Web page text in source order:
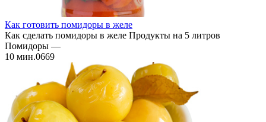
Как готовить помидоры в желе
Как сделать помидоры в желе Продукты на 5 литров
Помидоры —
10 мин.0669